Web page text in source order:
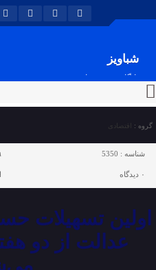
شباویز
پایگاه خبری شباویز
گروه : اقتصادی
شناسه : 5350
۰ دیدگاه
اولین تسهیلات
عدالت از دو